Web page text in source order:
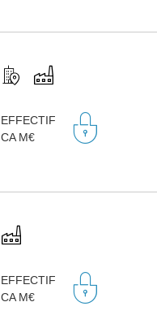
EFFECTIF
CA M€
EFFECTIF
CA M€